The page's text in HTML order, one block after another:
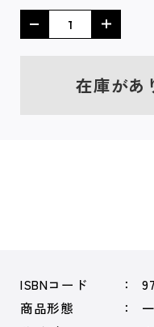
在庫があ
ISBNコード
商品形態